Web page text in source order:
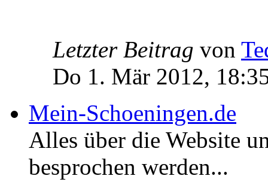
Letzter Beitrag von
Do 1. Mär 2012,
Mein-Schoeningen.de
Alles über die Website
besprochen werden...